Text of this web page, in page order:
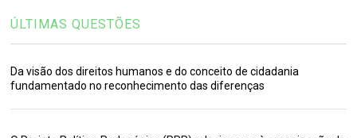
ÚLTIMAS QUESTÕES
Da visão dos direitos humanos e do conceito de cidadania
fundamentado no reconhecimento das diferenças